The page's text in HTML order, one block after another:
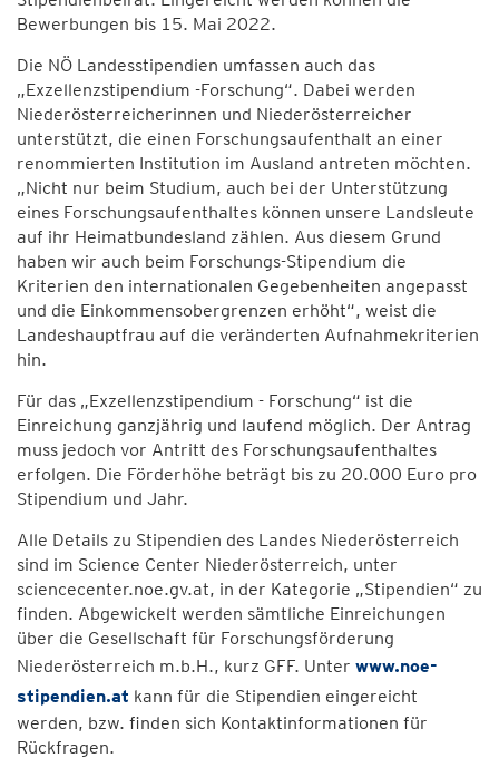
Bewerbungen bis 15. Mai 2022.
Die NÖ Landesstipendien umfassen auch das
„Exzellenzstipendium -Forschung“. Dabei werden
Niederösterreicherinnen und Niederösterreicher
unterstützt, die einen Forschungsaufenthalt an einer
renommierten Institution im Ausland antreten möchten.
„Nicht nur beim Studium, auch bei der Unterstützung
eines Forschungsaufenthaltes können unsere Landsleute
auf ihr Heimatbundesland zählen. Aus diesem Grund
haben wir auch beim Forschungs-Stipendium die
Kriterien den internationalen Gegebenheiten angepasst
und die Einkommensobergrenzen erhöht“, weist die
Landeshauptfrau auf die veränderten Aufnahmekriterien
hin.
Für das „Exzellenzstipendium - Forschung“ ist die
Einreichung ganzjährig und laufend möglich. Der Antrag
muss jedoch vor Antritt des Forschungsaufenthaltes
erfolgen. Die Förderhöhe beträgt bis zu 20.000 Euro pro
Stipendium und Jahr.
Alle Details zu Stipendien des Landes Niederösterreich
sind im Science Center Niederösterreich, unter
sciencecenter.noe.gv.at, in der Kategorie „Stipendien“ zu
finden. Abgewickelt werden sämtliche Einreichungen
über die Gesellschaft für Forschungsförderung
Niederösterreich m.b.H., kurz GFF. Unter www.noe-
stipendien.at kann für die Stipendien eingereicht
werden, bzw. finden sich Kontaktinformationen für
Rückfragen.